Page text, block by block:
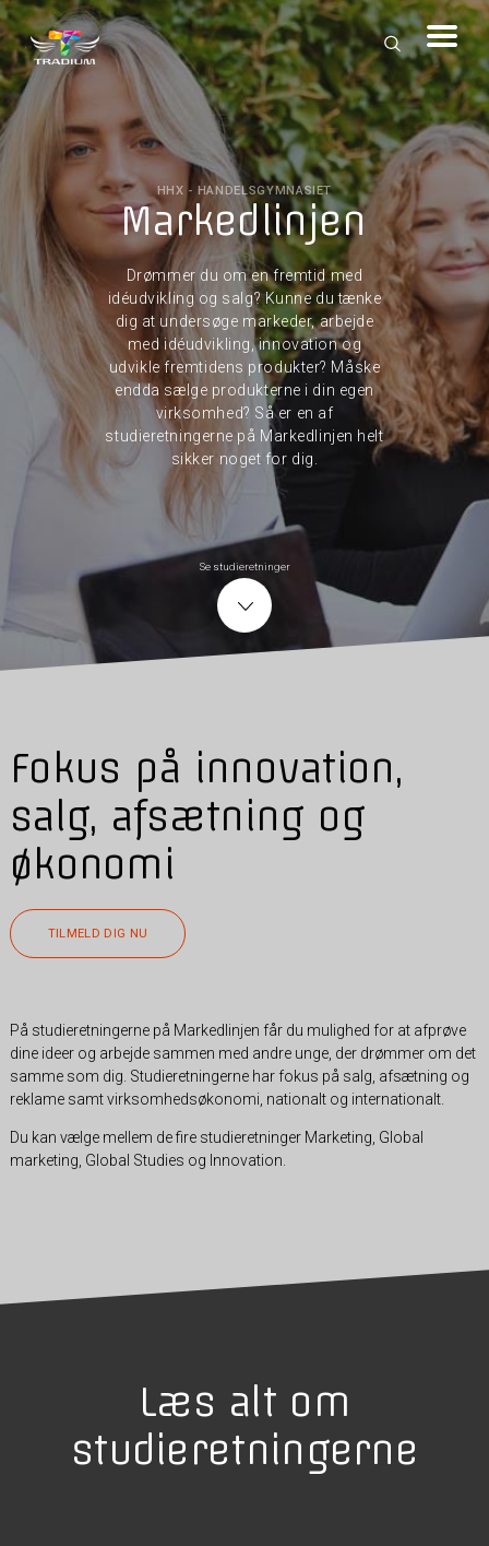
HHX - HANDELSGYMNASIET
Markedlinjen
Drømmer du om en fremtid med
idéudvikling og salg? Kunne du tænke
dig at undersøge markeder, arbejde
med idéudvikling, innovation og
udvikle fremtidens produkter? Måske
endda sælge produkterne i din egen
virksomhed? Så er en af
studieretningerne på Markedlinjen helt
sikker noget for dig.
Se studieretninger
Fokus på innovation,
salg, afsætning og
økonomi
TILMELD DIG NU
På studieretningerne på Markedlinjen får du mulighed for at afprøve
dine ideer og arbejde sammen med andre unge, der drømmer om det
samme som dig. Studieretningerne har fokus på salg, afsætning og
reklame samt virksomhedsøkonomi, nationalt og internationalt.
Du kan vælge mellem de fire studieretninger Marketing, Global
marketing, Global Studies og Innovation.
Læs alt om
studieretningerne